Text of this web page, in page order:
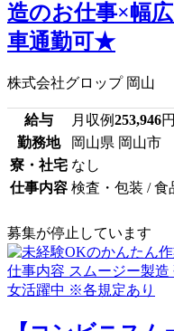
造のお仕事×幅
車通勤可★
株式会社グロップ 岡山
給与 月収例253,946円
勤務地
岡山県 岡山市
寮・社宅 なし
仕事内容 検査・包装 / 食
募集が停止しています